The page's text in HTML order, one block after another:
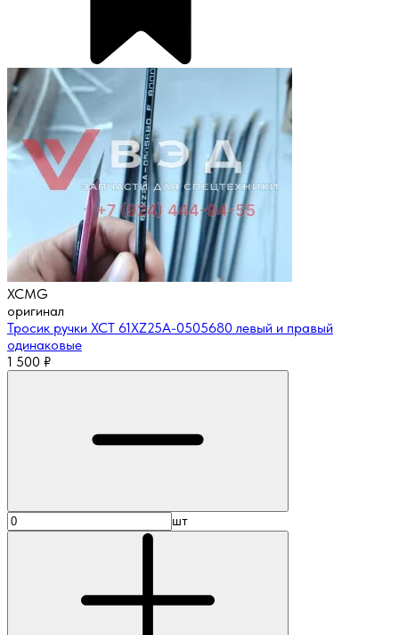
XCMG
оригинал
Тросик ручки XCT 61XZ25A-0505680 левый и правый
одинаковые
1 500 ₽
шт